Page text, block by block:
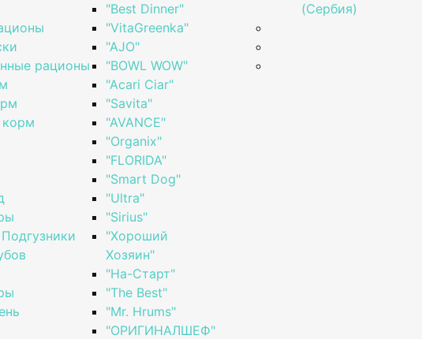
рационы
"Best Dinner"
"VitaGreenka"
"AJO"
"BOWL WOW"
"Acari Ciar"
"Savita"
"AVANCE"
"Organix"
"FLORIDA"
"Smart Dog"
"Ultra"
"Sirius"
"Хороший
Хозяин"
"На-Старт"
"The Best"
"Mr. Hrums"
"ОРИГИНАЛШЕФ"
(Сербия)